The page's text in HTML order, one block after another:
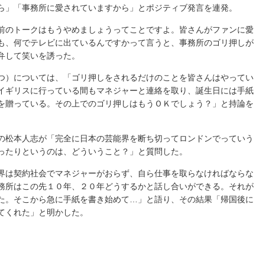
「事務所に愛されていますから」とポジティブ発言を連発。
トークはもうやめましょうってことですよ。皆さんがファンに愛
、何でテレビに出ているんですかって言うと、事務所のゴリ押しが
て笑いを誘った。
については、「ゴリ押しをされるだけのことを皆さんはやってい
リスに行っている間もマネジャーと連絡を取り、誕生日には手紙
贈っている。その上でのゴリ押しはもうＯＫでしょう？」と持論を
本人志が「完全に日本の芸能界を断ち切ってロンドンでっていう
りというのは、どういうこと？」と質問した。
契約社会でマネジャーがおらず、自ら仕事を取らなければならな
所はこの先１０年、２０年どうするかと話し合いができる。それが
。そこから急に手紙を書き始めて…」と語り、その結果「帰国後に
れた」と明かした。